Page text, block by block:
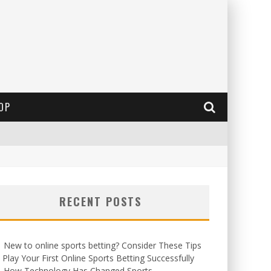
RECENT POSTS
New to online sports betting? Consider These Tips
Your First Online Sports Betting Successfully